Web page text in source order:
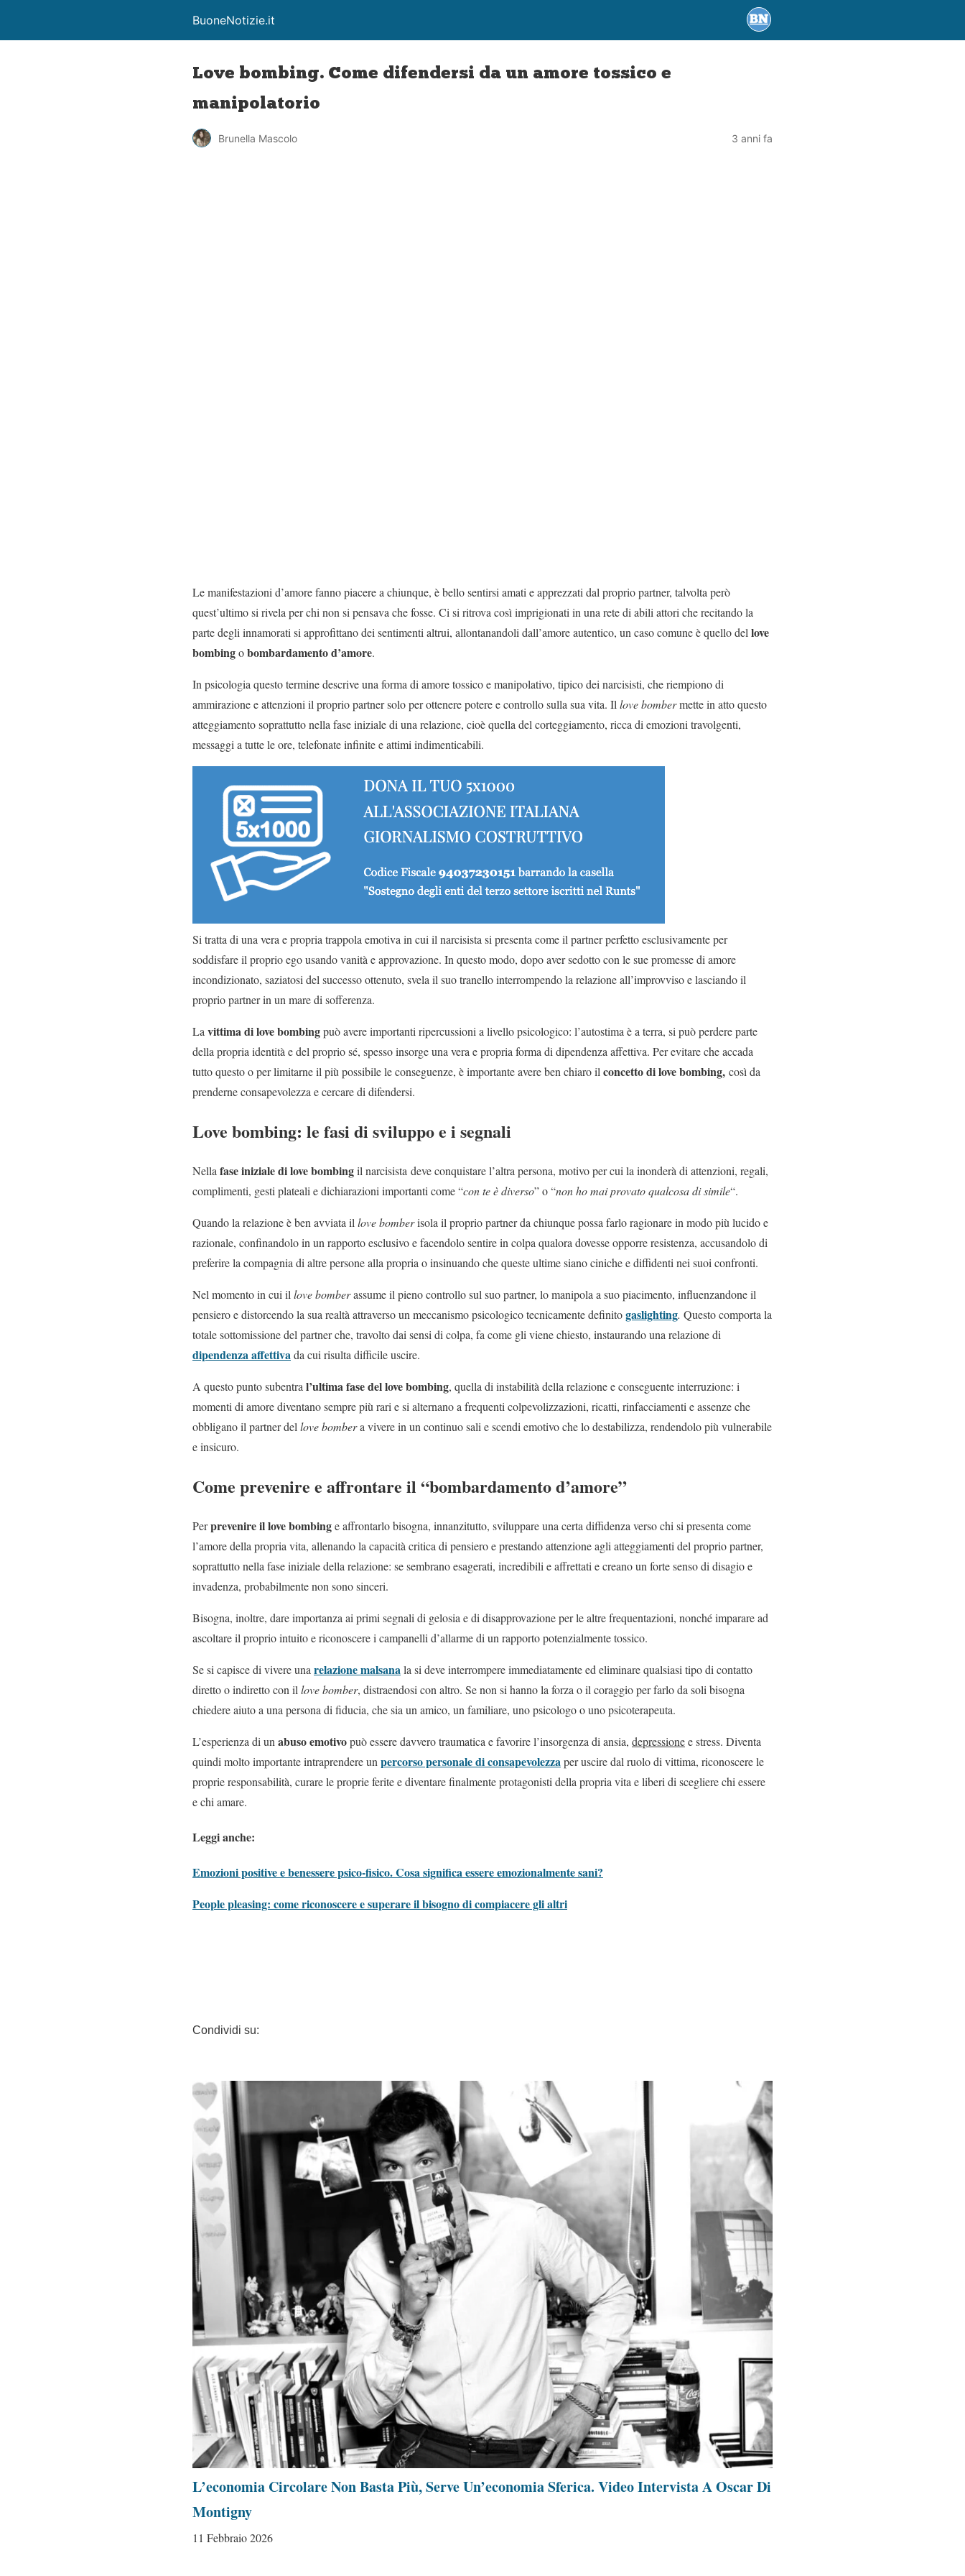
BuoneNotizie.it
Love bombing. Come difendersi da un amore tossico e
manipolatorio
Brunella Mascolo 3 anni fa
Le manifestazioni d’amore fanno piacere a chiunque, è bello sentirsi amati e apprezzati dal proprio partner, talvolta però
quest’ultimo si rivela per chi non si pensava che fosse. Ci si ritrova così imprigionati in una rete di abili attori che recitando la
parte degli innamorati si approfittano dei sentimenti altrui, allontanandoli dall’amore autentico, un caso comune è quello dellove
bombingobombardamento d’amore.
In psicologia questo termine descrive una forma di amore tossico e manipolativo, tipico dei narcisisti, che riempiono di
ammirazione e attenzioni il proprio partner solo per ottenere potere e controllo sulla sua vita. Illove bombermette in atto questo
atteggiamento soprattutto nella fase iniziale di una relazione, cioè quella del corteggiamento, ricca di emozioni travolgenti,
messaggi a tutte le ore, telefonate infinite e attimi indimenticabili.
Si tratta di una vera e propria trappola emotiva in cui il narcisista si presenta come il partner perfetto esclusivamente per
soddisfare il proprio ego usando vanità e approvazione. In questo modo, dopo aver sedotto con le sue promesse di amore
incondizionato, saziatosi del successo ottenuto, svela il suo tranello interrompendo la relazione all’improvviso e lasciando il
proprio partner in un mare di sofferenza.
Lavittima di love bombingpuò avere importanti ripercussioni a livello psicologico: l’autostima è a terra, si può perdere parte
della propria identità e del proprio sé, spesso insorge una vera e propria forma di dipendenza affettiva. Per evitare che accada
tutto questo o per limitarne il più possibile le conseguenze, è importante avere ben chiaro ilconcetto di love bombing, così da
prenderne consapevolezza e cercare di difendersi.
Love bombing: le fasi di sviluppo e i segnali
Nella fase iniziale di love bombingil narcisista deve conquistare l’altra persona, motivo per cui la inonderà di attenzioni, regali,
complimenti, gesti plateali e dichiarazioni importanti come “con te è diverso” o “non ho mai provato qualcosa di simile“.
Quando la relazione è ben avviata il love bomberisola il proprio partner da chiunque possa farlo ragionare in modo più lucido e
razionale, confinandolo in un rapporto esclusivo e facendolo sentire in colpa qualora dovesse opporre resistenza, accusandolo di
preferire la compagnia di altre persone alla propria o insinuando che queste ultime siano ciniche e diffidenti nei suoi confronti.
Nel momento in cui il love bomberassume il pieno controllo sul suo partner, lo manipola a suo piacimento, influenzandone il
pensiero e distorcendo la sua realtà attraverso un meccanismo psicologico tecnicamente definitogaslighting. Questo comporta la
totale sottomissione del partner che, travolto dai sensi di colpa, fa come gli viene chiesto, instaurando una relazione di
dipendenza affettivada cui risulta difficile uscire.
A questo punto subentra l’ultima fase del love bombing, quella di instabilità della relazione e conseguente interruzione: i
momenti di amore diventano sempre più rari e si alternano a frequenti colpevolizzazioni, ricatti, rinfacciamenti e assenze che
obbligano il partner del love bombera vivere in un continuo sali e scendi emotivo che lo destabilizza, rendendolo più vulnerabile
e insicuro.
Come prevenire e affrontare il “bombardamento d’amore”
Perprevenire il love bombinge affrontarlo bisogna, innanzitutto, sviluppare una certa diffidenza verso chi si presenta come
l’amore della propria vita, allenando la capacità critica di pensiero e prestando attenzione agli atteggiamenti del proprio partner,
soprattutto nella fase iniziale della relazione: se sembrano esagerati, incredibili e affrettati e creano un forte senso di disagio e
invadenza, probabilmente non sono sinceri.
Bisogna, inoltre, dare importanza ai primi segnali di gelosia e di disapprovazione per le altre frequentazioni, nonché imparare ad
ascoltare il proprio intuito e riconoscere i campanelli d’allarme di un rapporto potenzialmente tossico.
Se si capisce di vivere una relazione malsanala si deve interrompere immediatamente ed eliminare qualsiasi tipo di contatto
diretto o indiretto con il love bomber, distraendosi con altro. Se non si hanno la forza o il coraggio per farlo da soli bisogna
chiedere aiuto a una persona di fiducia, che sia un amico, un familiare, uno psicologo o uno psicoterapeuta.
L’esperienza di un abuso emotivopuò essere davvero traumatica e favorire l’insorgenza di ansia, depressionee stress. Diventa
quindi molto importante intraprendere un percorso personale di consapevolezzaper uscire dal ruolo di vittima, riconoscere le
proprie responsabilità, curare le proprie ferite e diventare finalmente protagonisti della propria vita e liberi di scegliere chi essere
e chi amare.
Leggi anche:
Emozioni positive e benessere psico-fisico. Cosa significa essere emozionalmente sani?
People pleasing: come riconoscere e superare il bisogno di compiacere gli altri
Condividi su:
L’economia Circolare Non Basta Più, Serve Un’economia Sferica. Video Intervista A Oscar Di
Montigny
11 Febbraio 2026